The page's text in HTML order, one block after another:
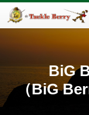
BiG
（BiG